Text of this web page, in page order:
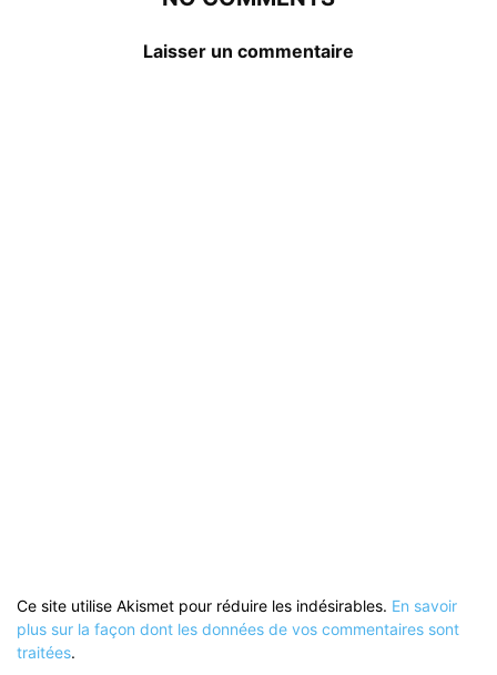
Laisser un commentaire
Ce site utilise Akismet pour réduire les indésirables. En savoir
plus sur la façon dont les données de vos commentaires sont
traitées.